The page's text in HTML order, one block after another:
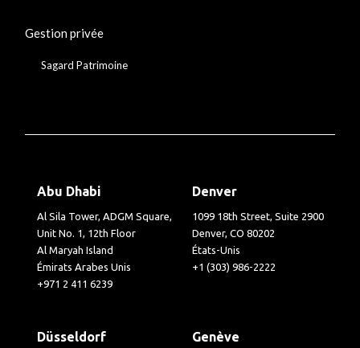
Gestion privée
Sagard Patrimoine
Abu Dhabi
Al Sila Tower, ADGM Square,
Unit No. 1, 12th Floor
Al Maryah Island
Émirats Arabes Unis
+971 2 411 6239
Denver
1099 18th Street, Suite 2900
Denver, CO 80202
États-Unis
+1 (303) 986-2222
Düsseldorf Genève